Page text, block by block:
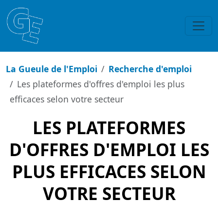
La Gueule de l'Emploi
Recherche d'emploi
Les plateformes d'offres d'emploi les plus
efficaces selon votre secteur
LES PLATEFORMES
D'OFFRES D'EMPLOI LES
PLUS EFFICACES SELON
VOTRE SECTEUR